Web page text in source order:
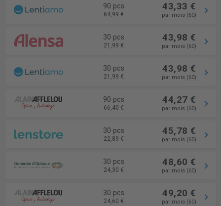
90 pcs
64,99 €
43,33 €
par mois (60)
30 pcs
21,99 €
43,98 €
par mois (60)
30 pcs
21,99 €
43,98 €
par mois (60)
90 pcs
66,40 €
44,27 €
par mois (60)
30 pcs
22,89 €
45,78 €
par mois (60)
30 pcs
24,30 €
48,60 €
par mois (60)
30 pcs
24,60 €
49,20 €
par mois (60)